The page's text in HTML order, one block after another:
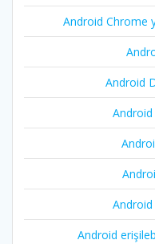
Android Chrome
Android
Android